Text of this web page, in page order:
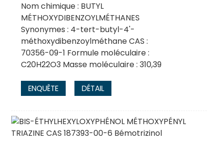
Nom chimique : BUTYL
MÉTHOXYDIBENZOYLMÉTHANES
Synonymes : 4-tert-butyl-4'-
méthoxydibenzoylméthane CAS :
70356-09-1 Formule moléculaire :
C20H22O3 Masse moléculaire : 310,39
ENQUÊTE DÉTAIL